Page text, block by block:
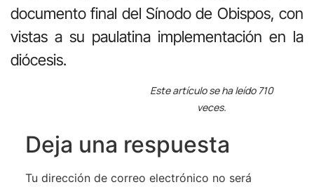
documento final del Sínodo de Obispos, con
vistas a su paulatina implementación en la
diócesis.
Este artículo se ha leído 710
veces.
Deja una respuesta
Tu dirección de correo electrónico no será